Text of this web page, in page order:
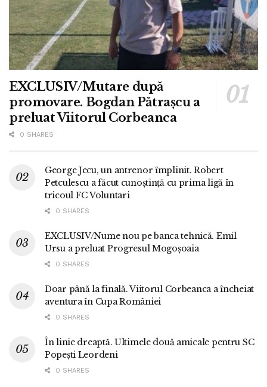
EXCLUSIV/Mutare după
promovare. Bogdan Pătrașcu a
preluat Viitorul Corbeanca
0 SHARES
George Jecu, un antrenor împlinit. Robert
Petculescu a făcut cunoștință cu prima ligă în
tricoul FC Voluntari
0 SHARES
EXCLUSIV/Nume nou pe banca tehnică. Emil
Ursu a preluat Progresul Mogoșoaia
0 SHARES
Doar până la finală. Viitorul Corbeanca a încheiat
aventura în Cupa României
0 SHARES
În linie dreaptă. Ultimele două amicale pentru SC
Popești Leordeni
0 SHARES